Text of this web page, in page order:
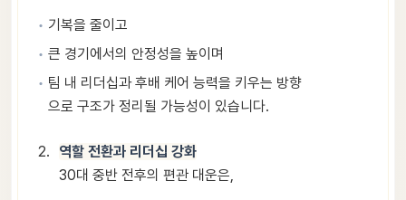
기복을 줄이고
큰 경기에서의 안정성을 높이며
팀 내 리더십과 후배 케어 능력을 키우는 방향
으로 구조가 정리될 가능성이 있습니다.
역할 전환과 리더십 강화
30대 중반 전후의 편관 대운은,